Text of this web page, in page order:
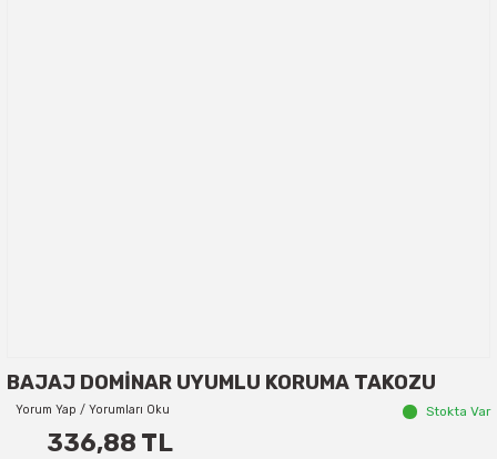
BAJAJ DOMİNAR UYUMLU KORUMA TAKOZU
Yorum Yap / Yorumları Oku Stokta Var
336,88 TL